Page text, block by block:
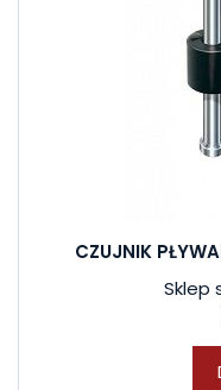
CZUJNIK
Sklep